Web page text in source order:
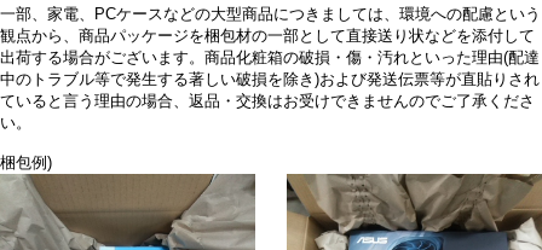
一部、家電、PCケースなどの大型商品につきましては、環境への配慮という
観点から、商品パッケージを梱包材の一部として直接送り状などを添付して
出荷する場合がございます。商品化粧箱の破損・傷・汚れといった理由(配達
中のトラブル等で発生する著しい破損を除き)および発送伝票等が直貼りされ
ていると言う理由の場合、返品・交換はお受けできませんのでご了承くださ
い。
梱包例)